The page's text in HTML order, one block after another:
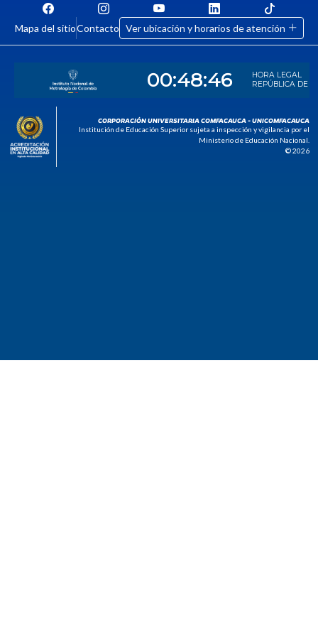
Mapa del sitioContacto Ver ubicación y horarios de atención
CORPORACIÓN UNIVERSITARIA COMFACAUCA - UNICOMFACAUCA
Institución de Educación Superior sujeta a inspección y vigilancia por el
Ministerio de Educación Nacional.
© 2026